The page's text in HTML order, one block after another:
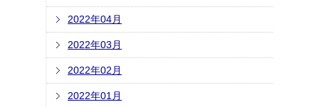
2022年04月
2022年03月
2022年02月
2022年01月